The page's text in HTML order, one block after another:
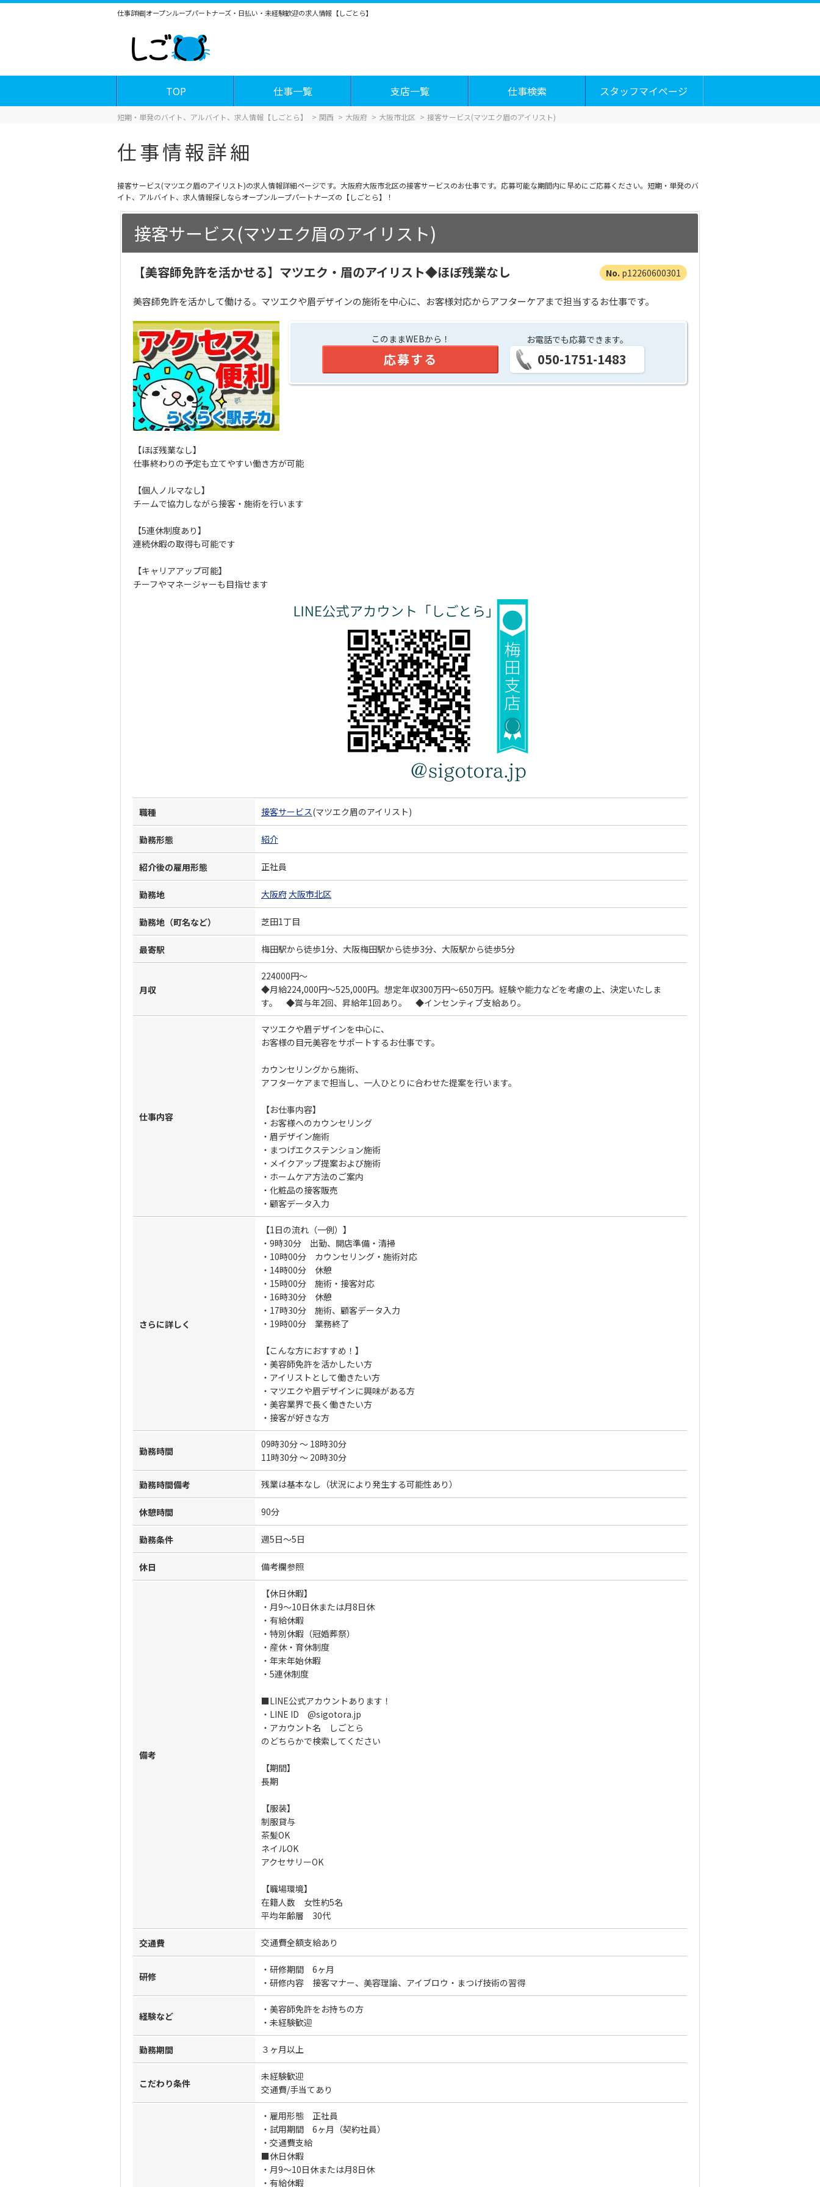
仕事詳細|オープンループパートナーズ・日払い・未経験歓迎の求人情報【しごとら】
TOP 仕事一覧 支店一覧 仕事検索 スタッフマイページ
短期・単発のバイト、アルバイト、求人情報【しごとら】 関西 大阪府 大阪市北区 接客サービス(マツエク眉のアイリスト)
仕事情報詳細
接客サービス(マツエク眉のアイリスト)の求人情報詳細ページです。大阪府大阪市北区の接客サービスのお仕事です。応募可能な期間内に早めにご応募ください。短期・単発のバ
イト、アルバイト、求人情報探しならオープンループパートナーズの【しごとら】！
接客サービス(マツエク眉のアイリスト)
p12260600301
【美容師免許を活かせる】マツエク・眉のアイリスト◆ほぼ残業なし
美容師免許を活かして働ける。マツエクや眉デザインの施術を中心に、お客様対応からアフターケアまで担当するお仕事です。
このままWEBから！
応募する
お電話でも応募できます。
050-1751-1483
【ほぼ残業なし】
仕事終わりの予定も立てやすい働き方が可能
【個人ノルマなし】
チームで協力しながら接客・施術を行います
【5連休制度あり】
連続休暇の取得も可能です
【キャリアアップ可能】
チーフやマネージャーも目指せます
職種 接客サービス(マツエク眉のアイリスト)
勤務形態 紹介
紹介後の雇用形態 正社員
勤務地 大阪府大阪市北区
勤務地（町名など） 芝田1丁目
最寄駅 梅田駅から徒歩1分、大阪梅田駅から徒歩3分、大阪駅から徒歩5分
月収
224000円～
◆月給224,000円～525,000円。想定年収300万円～650万円。経験や能力などを考慮の上、決定いたしま
す。 ◆賞与年2回、昇給年1回あり。 ◆インセンティブ支給あり。
仕事内容
マツエクや眉デザインを中心に、
お客様の目元美容をサポートするお仕事です。
カウンセリングから施術、
アフターケアまで担当し、一人ひとりに合わせた提案を行います。
【お仕事内容】
・お客様へのカウンセリング
・眉デザイン施術
・まつげエクステンション施術
・メイクアップ提案および施術
・ホームケア方法のご案内
・化粧品の接客販売
・顧客データ入力
さらに詳しく
【1日の流れ（一例）】
・9時30分 出勤、開店準備・清掃
・10時00分 カウンセリング・施術対応
・14時00分 休憩
・15時00分 施術・接客対応
・16時30分 休憩
・17時30分 施術、顧客データ入力
・19時00分 業務終了
【こんな方におすすめ！】
・美容師免許を活かしたい方
・アイリストとして働きたい方
・マツエクや眉デザインに興味がある方
・美容業界で長く働きたい方
・接客が好きな方
勤務時間
09時30分 ～ 18時30分
11時30分 ～ 20時30分
勤務時間備考 残業は基本なし（状況により発生する可能性あり）
休憩時間 90分
勤務条件 週5日～5日
休日 備考欄参照
備考
【休日休暇】
・月9～10日休または月8日休
・有給休暇
・特別休暇（冠婚葬祭）
・産休・育休制度
・年末年始休暇
・5連休制度
■LINE公式アカウントあります！
・LINE ID @sigotora.jp
・アカウント名 しごとら
のどちらかで検索してください
【期間】
長期
【服装】
制服貸与
茶髪OK
ネイルOK
アクセサリーOK
【職場環境】
在籍人数 女性約5名
平均年齢層 30代
交通費 交通費全額支給あり
研修
・研修期間 6ヶ月
・研修内容 接客マナー、美容理論、アイブロウ・まつげ技術の習得
経験など
・美容師免許をお持ちの方
・未経験歓迎
勤務期間 ３ヶ月以上
こだわり条件
未経験歓迎
交通費/手当てあり
・雇用形態 正社員
・試用期間 6ヶ月（契約社員）
・交通費支給
■休日休暇
・月9～10日休または月8日休
・有給休暇